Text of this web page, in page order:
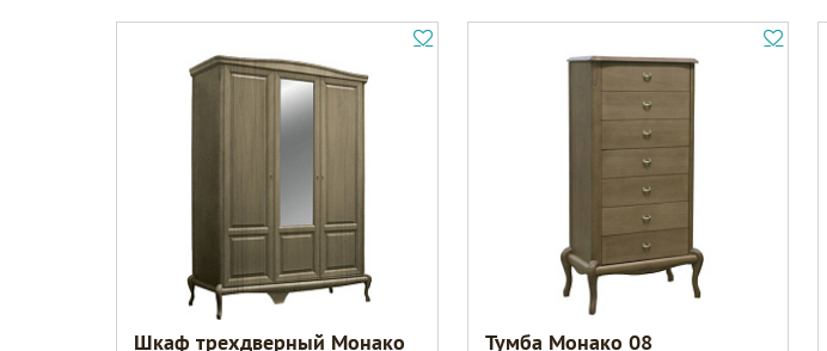
Шкаф трехдверный Монако
Тумба Монако 08